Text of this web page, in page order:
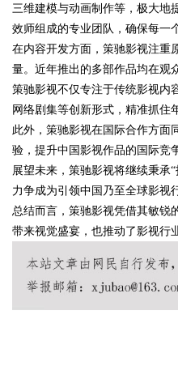
!
三维建模与动画制作等，极大地
效师组成的专业团队，确保每一
在内容开发方面，策驰影视注重
量。近年推出的多部作品均在观
策驰影视不仅专注于传统影视内
网络剧集等创新形式，精准抓住
此外，策驰影视在国际合作方面
验，提升中国影视作品的国际竞
展望未来，策驰影视将继续秉承
力争成为引领中国乃至全球影视
总结而言，策驰影视凭借其敏锐
带来视觉盛宴，也推动了影视行